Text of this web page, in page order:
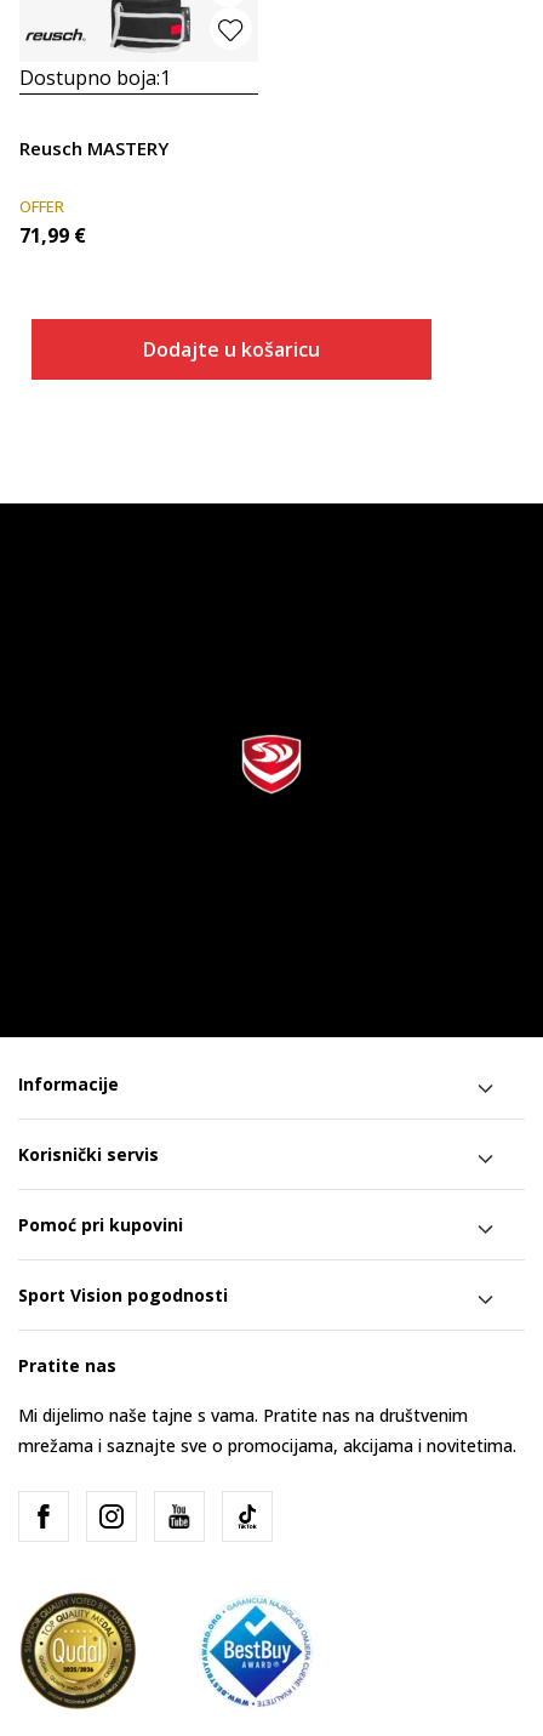
Dostupno boja:1
Reusch MASTERY
OFFER
71,99 €
Dodajte u košaricu
Informacije
Korisnički servis
Pomoć pri kupovini
Sport Vision pogodnosti
Pratite nas
Mi dijelimo naše tajne s vama. Pratite nas na društvenim
mrežama i saznajte sve o promocijama, akcijama i novitetima.